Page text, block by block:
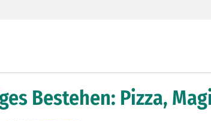
Bestehen: Pizza,